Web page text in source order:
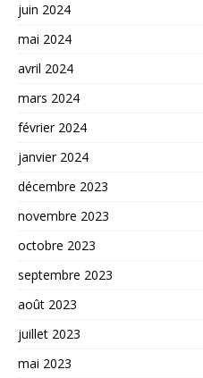
juin 2024
mai 2024
avril 2024
mars 2024
février 2024
janvier 2024
décembre 2023
novembre 2023
octobre 2023
septembre 2023
août 2023
juillet 2023
mai 2023